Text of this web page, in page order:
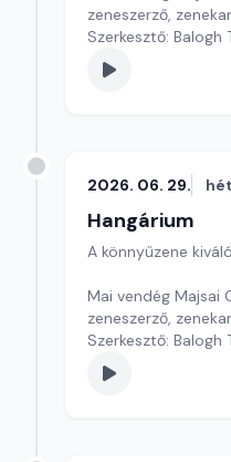
zeneszerző,
Szerkesztő: Balogh
2026. 06. 29.
Hangárium
A könnyűzene
Mai vendég Majsai
zeneszerző,
Szerkesztő: Balogh